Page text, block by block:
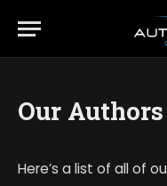
Our Authors
Here’s a list of all of